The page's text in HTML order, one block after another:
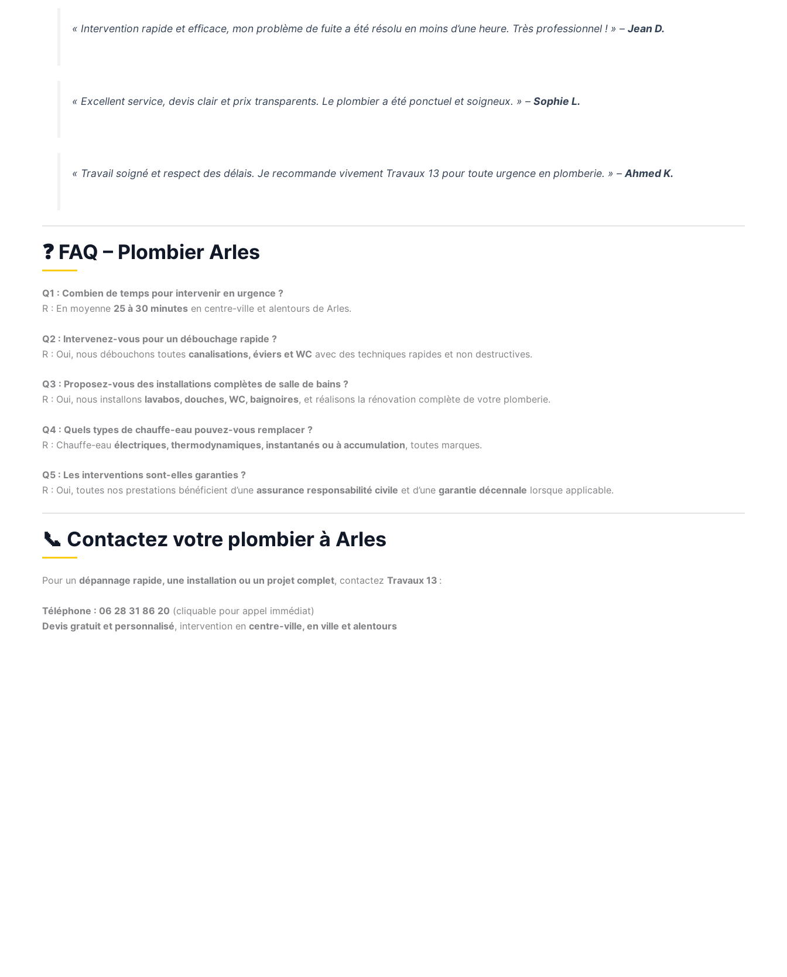
« Intervention rapide et efficace, mon problème de fuite a été résolu en moins d’une heure. Très professionnel ! » –Jean D.
« Excellent service, devis clair et prix transparents. Le plombier a été ponctuel et soigneux. » –Sophie L.
« Travail soigné et respect des délais. Je recommande vivement Travaux 13 pour toute urgence en plomberie. » –Ahmed K.
❓ FAQ – Plombier Arles
Q1 : Combien de temps pour intervenir en urgence ?
R : En moyenne 25 à 30 minutes en centre-ville et alentours de Arles.
Q2 : Intervenez-vous pour un débouchage rapide ?
R : Oui, nous débouchons toutes canalisations, éviers et WC avec des techniques rapides et non destructives.
Q3 : Proposez-vous des installations complètes de salle de bains ?
R : Oui, nous installons lavabos, douches, WC, baignoires, et réalisons la rénovation complète de votre plomberie.
Q4 : Quels types de chauffe-eau pouvez-vous remplacer ?
R : Chauffe-eau électriques, thermodynamiques, instantanés ou à accumulation, toutes marques.
Q5 : Les interventions sont-elles garanties ?
R : Oui, toutes nos prestations bénéficient d’une assurance responsabilité civile et d’une garantie décennale lorsque applicable.
📞 Contactez votre plombier à Arles
Pour un dépannage rapide, une installation ou un projet complet, contactez Travaux 13 :
Téléphone : 06 28 31 86 20 (cliquable pour appel immédiat)
Devis gratuit et personnalisé, intervention en centre-ville, en ville et alentours